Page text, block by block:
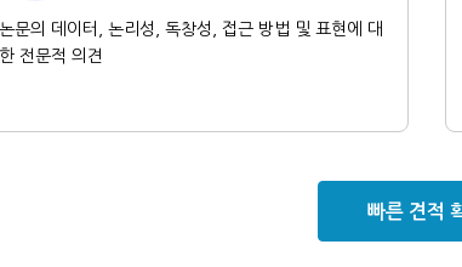
논문의 데이터, 논리성, 독창성, 접근 방법 및 표현에 대
한 전문적 의견
빠른 견적